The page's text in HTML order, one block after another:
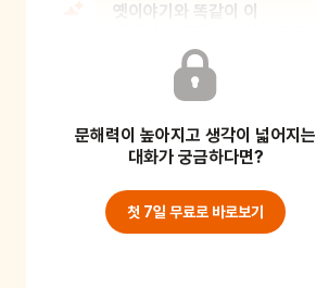
옛이야기와 똑같이 이
들어가지만 숲에 가는 이유는
달라. 어떻
옛이야기의 빨간 모자는 할머니를
책의 빨간 모자는 늑
문해력이 높아지고 생각이 넓어지는
대화가 궁금하다면?
첫 7일 무료로 바로보기